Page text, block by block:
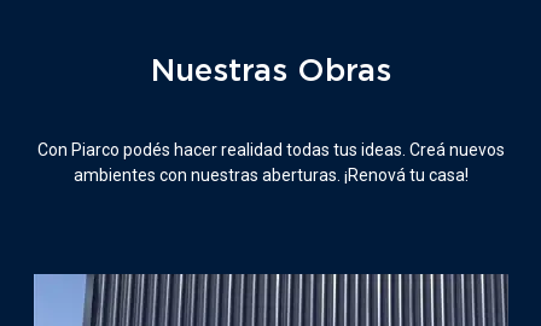
Nuestras Obras
Con Piarco podés hacer realidad todas tus ideas. Creá nuevos
ambientes con nuestras aberturas. ¡Renová tu casa!